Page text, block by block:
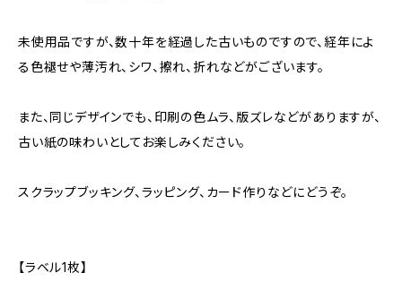
未使用品ですが、数十年を経過した古いものですので、経年によ
る色褪せや薄汚れ、シワ、擦れ、折れなどがございます。
また、同じデザインでも、印刷の色ムラ、版ズレなどがありますが、
古い紙の味わいとしてお楽しみください。
スクラップブッキング、ラッピング、カード作りなどにどうぞ。
【ラベル1枚】